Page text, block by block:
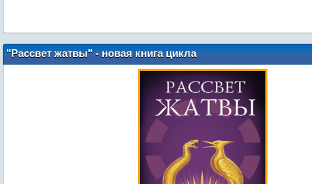
"Рассвет жатвы" - новая книга цикла
"Голодные игры" Сьюзен Коллинз